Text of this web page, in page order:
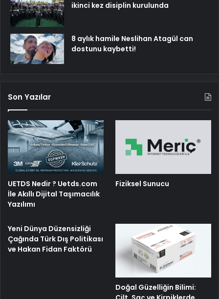
ikinci kez disiplin kurulunda
8 aylık hamile Neslihan Atagül can
dostunu kaybetti!
Son Yazılar
UETDS Nedir ? Uetds.com
İle Akıllı Dijital Taşımacılık
Yazılımı
Fiziksel Sunucu
Yeni Dünya Düzensizliği
Çağında Türk Dış Politikası
ve Hakan Fidan Faktörü
Doğal Güzelliğin Bilimi: